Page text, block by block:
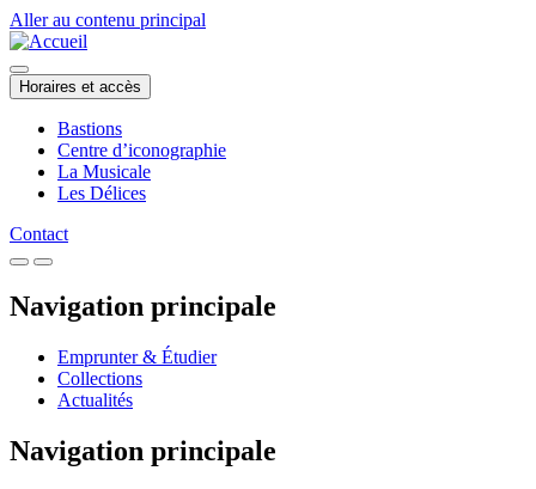
Aller au contenu principal
Horaires et accès
Bastions
Centre d’iconographie
La Musicale
Les Délices
Contact
Navigation principale
Emprunter & Étudier
Collections
Actualités
Navigation principale